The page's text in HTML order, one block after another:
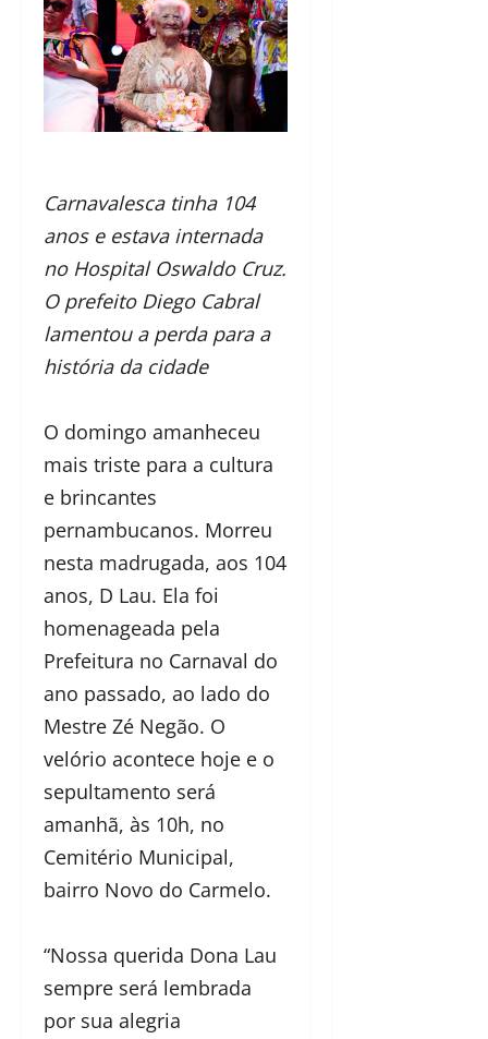
Carnavalesca tinha 104
anos e estava internada
no Hospital Oswaldo Cruz.
O prefeito Diego Cabral
lamentou a perda para a
história da cidade
O domingo amanheceu
mais triste para a cultura
e brincantes
pernambucanos. Morreu
nesta madrugada, aos 104
anos, D Lau. Ela foi
homenageada pela
Prefeitura no Carnaval do
ano passado, ao lado do
Mestre Zé Negão. O
velório acontece hoje e o
sepultamento será
amanhã, às 10h, no
Cemitério Municipal,
bairro Novo do Carmelo.
“Nossa querida Dona Lau
sempre será lembrada
por sua alegria